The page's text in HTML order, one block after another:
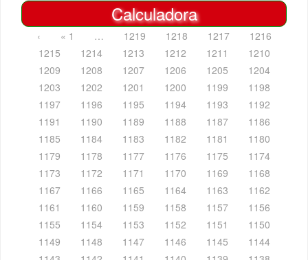
Calculadora
‹ « 1 … 1219 1218 1217
1216
1215
1214 1213 1212 1211
1210
1209
1208 1207 1206 1205
1204
1203
1202 1201 1200 1199
1198
1197
1196 1195 1194 1193
1192
1191
1190 1189 1188 1187
1186
1185
1184 1183 1182 1181
1180
1179
1178 1177 1176 1175
1174
1173
1172 1171 1170 1169
1168
1167
1166 1165 1164 1163
1162
1161
1160 1159 1158 1157
1156
1155
1154 1153 1152 1151
1150
1149
1148 1147 1146 1145
1144